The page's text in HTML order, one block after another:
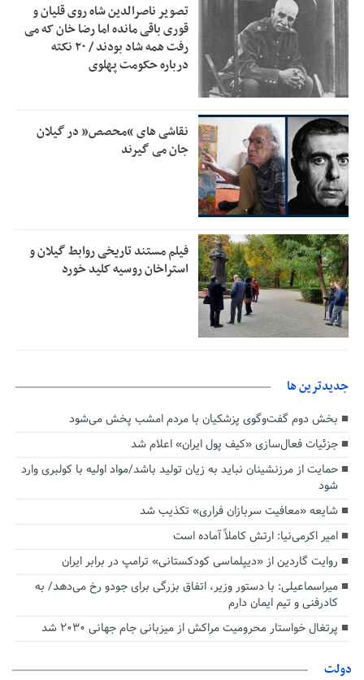
2:46
بقائی: فضای مذاکرات فنی و سیاسی ایران و عمان درباره تنگه
هرمز، مثبت است
رئیس سازمان جهاد کشاورزی استان: کشاورزان گیلان نسبت به
دریافت یارانه کود اقدام کنند
1:00 تمدید مهلت اظهارنامه‌های مالیاتی سال ۱۴۰۴ تا پایان شهریورماه
تصویر ناصرالدین شاه روی قلیان و
قوری باقی مانده اما رضا خان که می
رفت همه شاد بودند / ۲۰ نکته
درباره حکومت پهلوی
نقاشی های “محصص” در گیلان
جان می گیرند
فیلم مستند تاریخی روابط گیلان و
استراخان روسیه کلید خورد
جديدترين ها
بخش دوم گفت‌وگوی پزشکیان با مردم امشب پخش می‌شود
جزئیات فعال‌سازی «کیف پول ایران» اعلام شد
حمایت از مرزنشینان نباید به زیان تولید باشد/مواد اولیه با کولبری وارد
شود
شایعه «معافیت سربازان فراری» تکذیب شد
امیر اکرمی‌نیا: ارتش کاملاً آماده است
روایت گاردین از «دیپلماسی کودکستانی» ترامپ در برابر ایران
میراسماعیلی: با دستور وزیر، اتفاق بزرگی برای جودو رخ می‌دهد/ به
کادرفنی و تیم ایمان دارم
پرتغال خواستار محرومیت مراکش از میزبانی جام جهانی ۲۰۳۰ شد
دولت